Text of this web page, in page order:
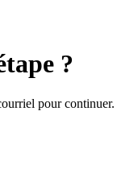
?
pour continuer.